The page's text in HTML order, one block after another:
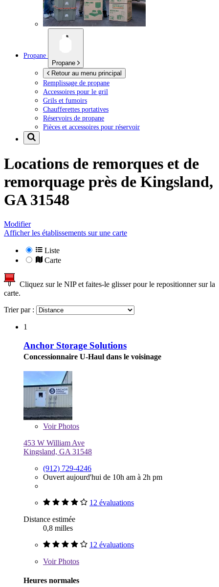
Propane
Propane
Retour au menu principal
Remplissage de propane
Accessoires pour le gril
Grils et fumoirs
Chaufferettes portatives
Réservoirs de propane
Pièces et accessoires pour réservoir
Locations de remorques et de
remorquage près de Kingsland,
GA 31548
Modifier
Afficher les établissements sur une carte
Liste
Carte
Cliquez sur le NIP et faites-le glisser pour le repositionner sur la
carte.
Trier par :
1
Anchor Storage Solutions
Concessionnaire U-Haul dans le voisinage
VoirPhotos
453 W William Ave
Kingsland, GA 31548
(912) 729-4246
Ouvert aujourd'hui de 10h am à 2h pm
12 évaluations
Distance estimée
0,8 milles
12 évaluations
VoirPhotos
Heures normales